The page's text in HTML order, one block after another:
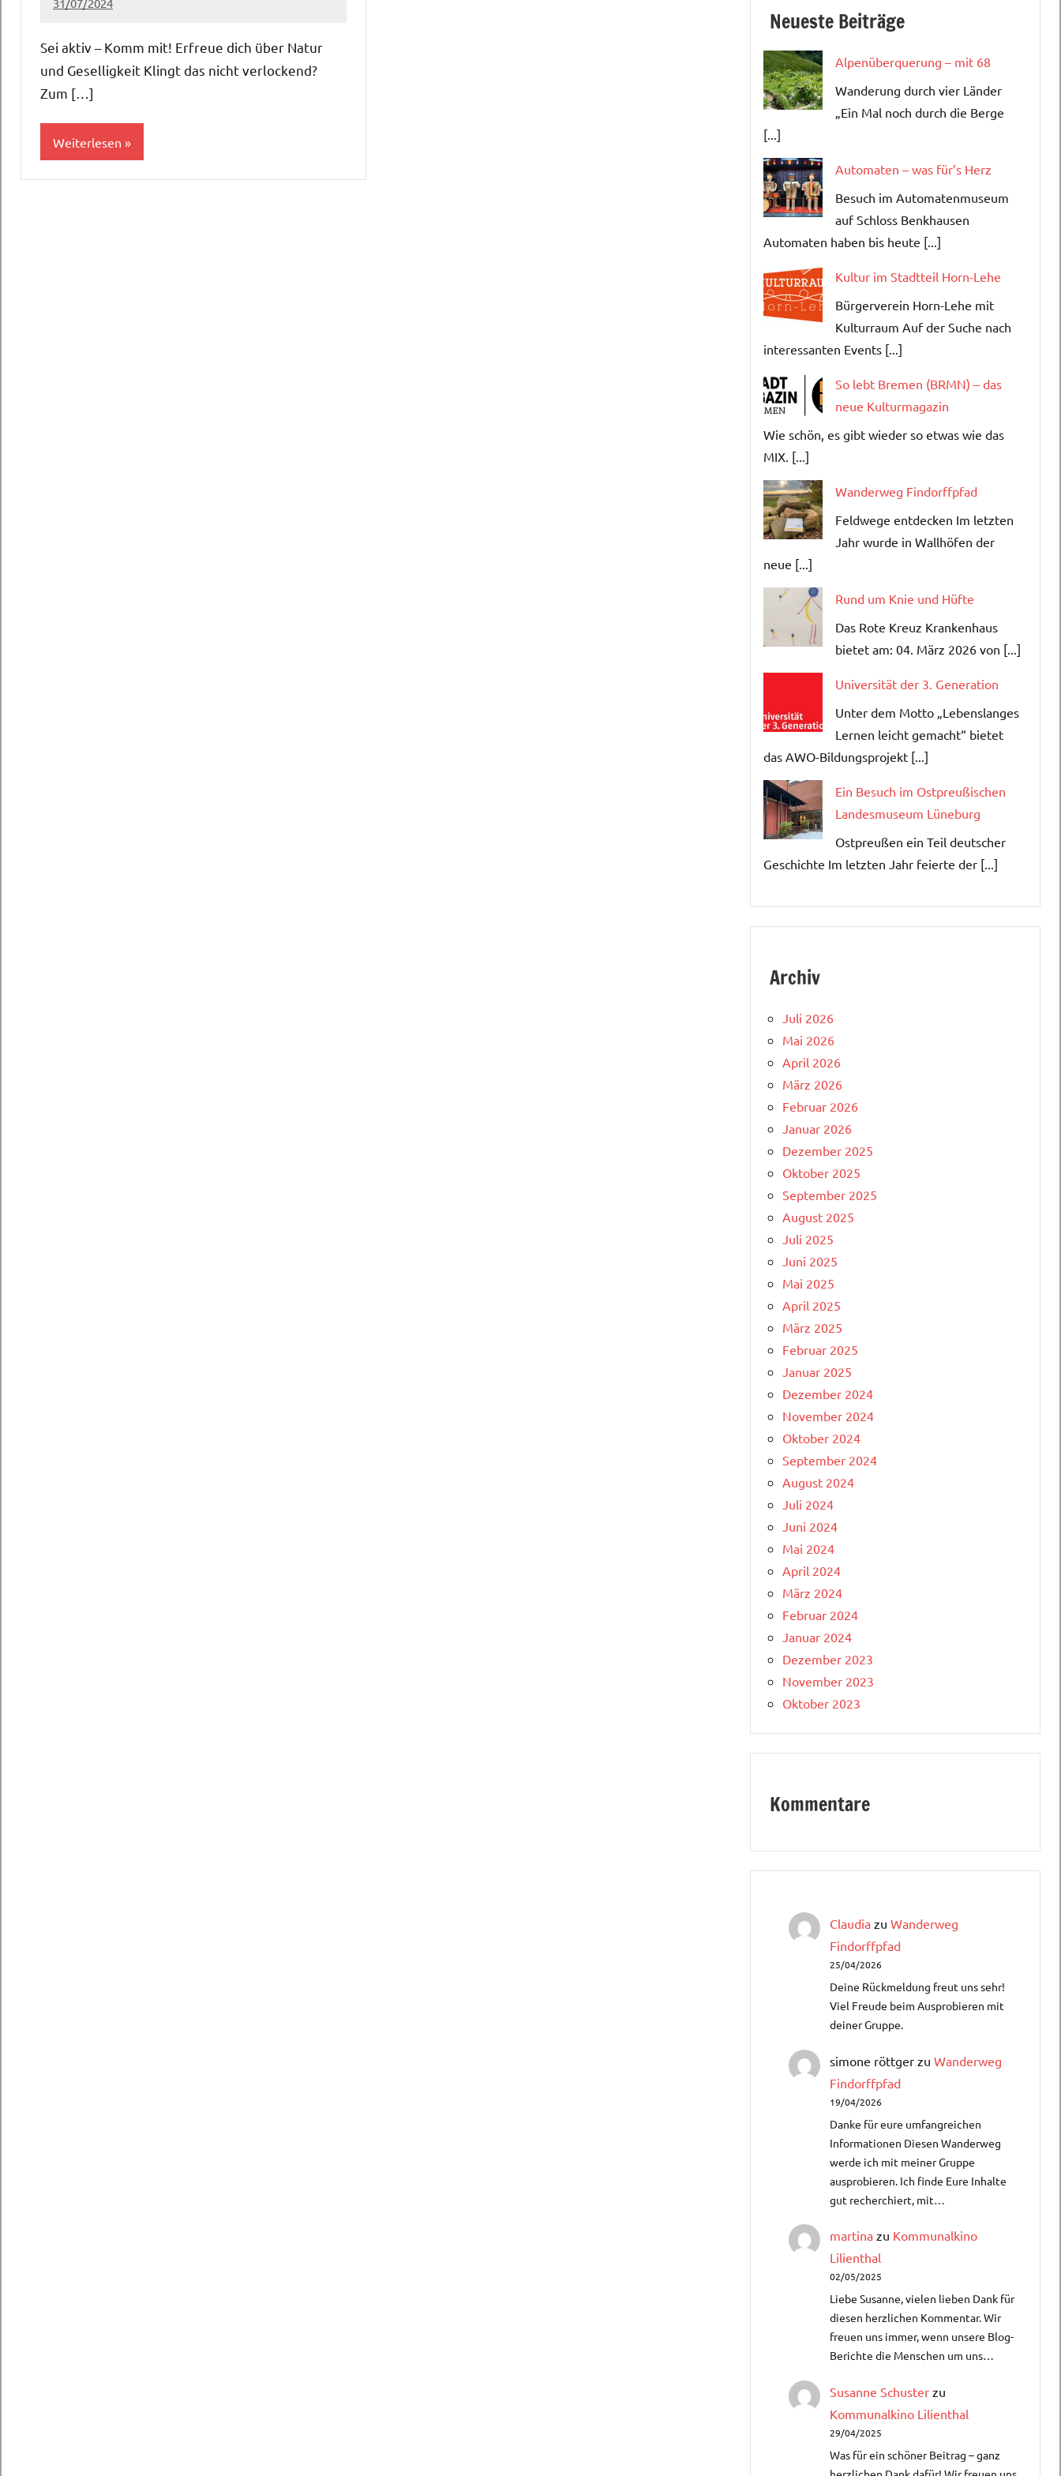
31/07/2024
martina
Keine
Sei aktiv – Komm mit! Erfreue dich über Natur
und Geselligkeit Klingt das nicht verlockend?
Zum […]
Weiterlesen
Neueste Beiträge
Alpenüberquerung – mit 68
Wanderung durch vier Länder
„Ein Mal noch durch die Berge
[...]
Automaten – was für’s Herz
Besuch im Automatenmuseum
auf Schloss Benkhausen
Automaten haben bis heute [...]
Kultur im Stadtteil Horn-Lehe
Bürgerverein Horn-Lehe mit
Kulturraum Auf der Suche nach
interessanten Events [...]
So lebt Bremen (BRMN) – das
neue Kulturmagazin
Wie schön, es gibt wieder so etwas wie das
MIX. [...]
Wanderweg Findorffpfad
Feldwege entdecken Im letzten
Jahr wurde in Wallhöfen der
neue [...]
Rund um Knie und Hüfte
Das Rote Kreuz Krankenhaus
bietet am: 04. März 2026 von [...]
Universität der 3. Generation
Unter dem Motto „Lebenslanges
Lernen leicht gemacht“ bietet
das AWO-Bildungsprojekt [...]
Ein Besuch im Ostpreußischen
Landesmuseum Lüneburg
Ostpreußen ein Teil deutscher
Geschichte Im letzten Jahr feierte der [...]
Archiv
Juli 2026
Mai 2026
April 2026
März 2026
Februar 2026
Januar 2026
Dezember 2025
Oktober 2025
September 2025
August 2025
Juli 2025
Juni 2025
Mai 2025
April 2025
März 2025
Februar 2025
Januar 2025
Dezember 2024
November 2024
Oktober 2024
September 2024
August 2024
Juli 2024
Juni 2024
Mai 2024
April 2024
März 2024
Februar 2024
Januar 2024
Dezember 2023
November 2023
Oktober 2023
Kommentare
Claudia zu Wanderweg
Findorffpfad
25/04/2026
Deine Rückmeldung freut uns sehr!
Viel Freude beim Ausprobieren mit
deiner Gruppe.
simone röttger zu Wanderweg
Findorffpfad
19/04/2026
Danke für eure umfangreichen
Informationen Diesen Wanderweg
werde ich mit meiner Gruppe
ausprobieren. Ich finde Eure Inhalte
gut recherchiert, mit…
martina zu Kommunalkino
Lilienthal
02/05/2025
Liebe Susanne, vielen lieben Dank für
diesen herzlichen Kommentar. Wir
freuen uns immer, wenn unsere Blog-
Berichte die Menschen um uns…
Susanne Schuster zu
Kommunalkino Lilienthal
29/04/2025
Was für ein schöner Beitrag – ganz